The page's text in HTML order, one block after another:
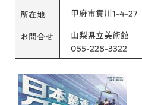
所在地 甲府市貢川1-4-27
お問合せ
山梨県立美術館
055-228-3322